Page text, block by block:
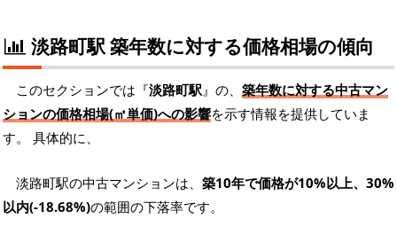
淡路町駅 築年数に対する価格相場の傾向
このセクションでは『淡路町駅』の、 築年数に対する中古マン
ションの価格相場(㎡単価)への影響を示す情報を提供していま
す。 具体的に、
淡路町駅の中古マンションは、 築10年で価格が10%以上、30%
以内(-18.68%)の範囲の下落率です。